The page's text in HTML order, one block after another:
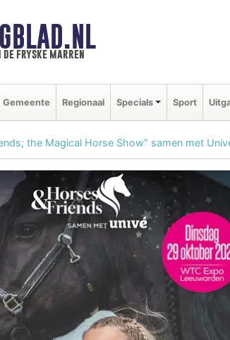
fryske marren
Gemeente Regionaal Specials Sport
the Magical Horse Show" samen met